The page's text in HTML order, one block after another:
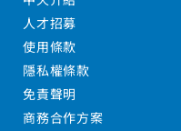
人才招募
使用條款
隱私權條款
免責聲明
商務合作方案